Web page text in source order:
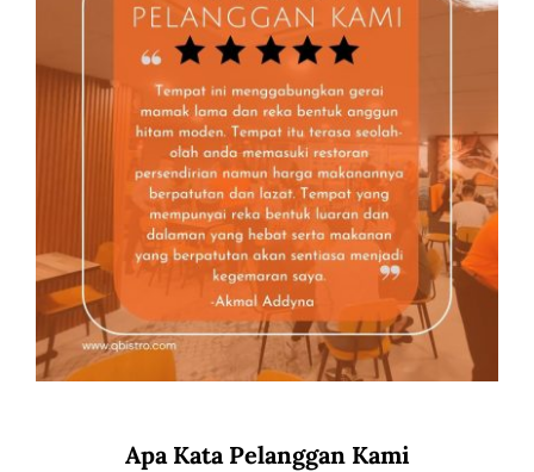
Apa Kata Pelanggan Kami